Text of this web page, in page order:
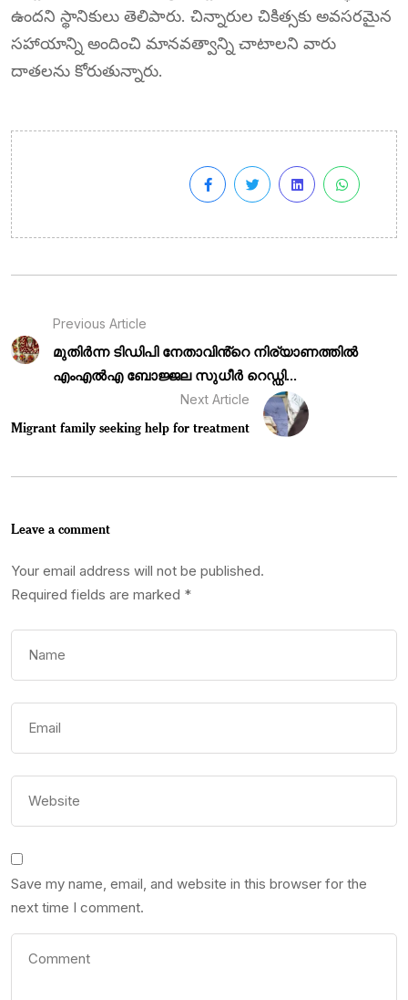
ఉందని స్థానికులు తెలిపారు. చిన్నారుల చికిత్సకు అవసరమైన
సహాయాన్ని అందించి మానవత్వాన్ని చాటాలని వారు
దాతలను కోరుతున్నారు.
Previous Article
മുതിർന്ന ടിഡിപി നേതാവിൻ്റെ നിര്യാണത്തിൽ
എംഎൽഎ ബോജ്ജല സുധീർ റെഡ്ഡി...
Next Article
Migrant family seeking help for treatment
Leave a comment
Your email address will not be published.
Required fields are marked *
Save my name, email, and website in this browser for the
next time I comment.